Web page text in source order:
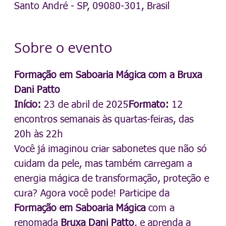
Santo André - SP, 09080-301, Brasil
Sobre o evento
Formação em Saboaria Mágica com a Bruxa
Dani Patto
Início: 23 de abril de 2025 Formato: 12
encontros semanais às quartas-feiras, das
20h às 22h
Você já imaginou criar sabonetes que não só
cuidam da pele, mas também carregam a
energia mágica de transformação, proteção e
cura? Agora você pode! Participe da
Formação em Saboaria Mágica com a
renomada Bruxa Dani Patto, e aprenda a